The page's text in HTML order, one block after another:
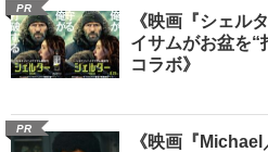
PR
《映画『シェル
イサムがお盆を“
コラボ》
PR
《映画『